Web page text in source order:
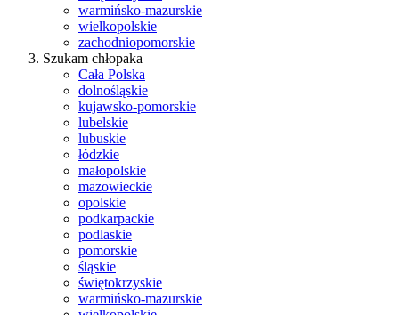
warmińsko-mazurskie
wielkopolskie
zachodniopomorskie
Szukam chłopaka
Cała Polska
dolnośląskie
kujawsko-pomorskie
lubelskie
lubuskie
łódzkie
małopolskie
mazowieckie
opolskie
podkarpackie
podlaskie
pomorskie
śląskie
świętokrzyskie
warmińsko-mazurskie